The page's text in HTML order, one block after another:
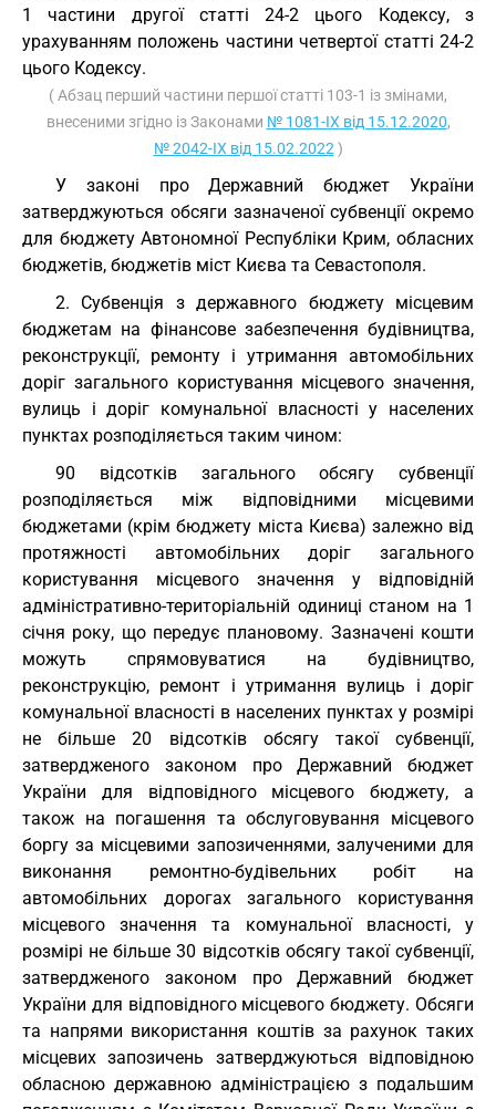
1 частини другої статті 24-2 цього Кодексу, з
урахуванням положень частини четвертої статті 24-2
цього Кодексу.
( Абзац перший частини першої статті 103-1 із змінами,
внесеними згідно із Законами № 1081-IX від 15.12.2020,
№ 2042-IX від 15.02.2022 )
У законі про Державний бюджет України
затверджуються обсяги зазначеної субвенції окремо
для бюджету Автономної Республіки Крим, обласних
бюджетів, бюджетів міст Києва та Севастополя.
2. Субвенція з державного бюджету місцевим
бюджетам на фінансове забезпечення будівництва,
реконструкції, ремонту і утримання автомобільних
доріг загального користування місцевого значення,
вулиць і доріг комунальної власності у населених
пунктах розподіляється таким чином:
90 відсотків загального обсягу субвенції
розподіляється між відповідними місцевими
бюджетами (крім бюджету міста Києва) залежно від
протяжності автомобільних доріг загального
користування місцевого значення у відповідній
адміністративно-територіальній одиниці станом на 1
січня року, що передує плановому. Зазначені кошти
можуть спрямовуватися на будівництво,
реконструкцію, ремонт і утримання вулиць і доріг
комунальної власності в населених пунктах у розмірі
не більше 20 відсотків обсягу такої субвенції,
затвердженого законом про Державний бюджет
України для відповідного місцевого бюджету, а
також на погашення та обслуговування місцевого
боргу за місцевими запозиченнями, залученими для
виконання ремонтно-будівельних робіт на
автомобільних дорогах загального користування
місцевого значення та комунальної власності, у
розмірі не більше 30 відсотків обсягу такої субвенції,
затвердженого законом про Державний бюджет
України для відповідного місцевого бюджету. Обсяги
та напрями використання коштів за рахунок таких
місцевих запозичень затверджуються відповідною
обласною державною адміністрацією з подальшим